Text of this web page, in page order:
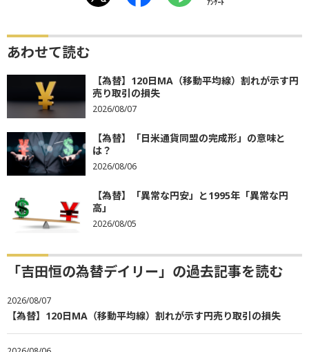
ｱﾝｹｰﾄ
あわせて読む
【為替】120日MA（移動平均線）割れが示す円
売り取引の損失
2026/08/07
【為替】「日米通貨同盟の完成形」の意味と
は？
2026/08/06
【為替】「異常な円安」と1995年「異常な円
高」
2026/08/05
「吉田恒の為替デイリー」の過去記事を読む
2026/08/07
【為替】120日MA（移動平均線）割れが示す円売り取引の損失